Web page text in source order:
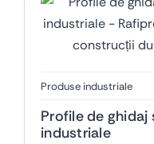
Produse industriale
Profile de
industriale